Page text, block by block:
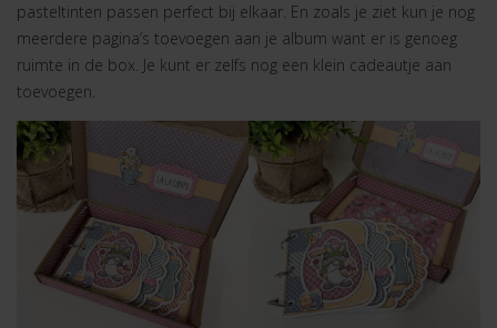
pasteltinten passen perfect bij elkaar. En zoals je ziet kun je nog
meerdere pagina’s toevoegen aan je album want er is genoeg
ruimte in de box. Je kunt er zelfs nog een klein cadeautje aan
toevoegen.